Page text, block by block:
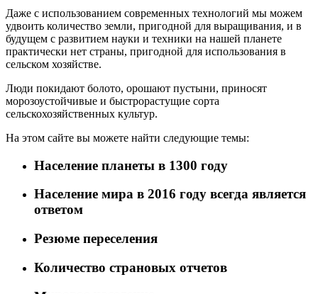
Даже с использованием современных технологий мы можем
удвоить количество земли, пригодной для выращивания, и в
будущем с развитием науки и техники на нашей планете
практически нет страны, пригодной для использования в
сельском хозяйстве.
Люди покидают болото, орошают пустыни, приносят
морозоустойчивые и быстрорастущие сорта
сельскохозяйственных культур.
На этом сайте вы можете найти следующие темы:
Население планеты в 1300 году
Население мира в 2016 году всегда является
ответом
Резюме переселения
Количество страновых отчетов